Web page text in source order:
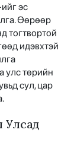
эс
Өөрөөр
тогтвортой
идэвхтэй
улс төрийн
сул, цар
Улсад